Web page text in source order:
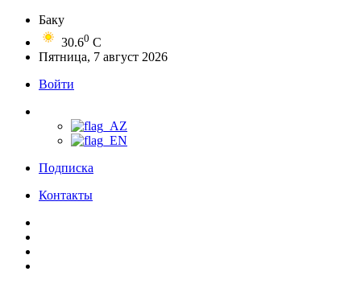
Баку
30.60 C
Пятница, 7 август 2026
Войти
Подписка
Контакты